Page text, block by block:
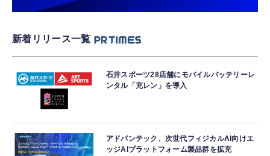
新着リリース一覧
石井スポーツ28店舗にモバイルバッテリーレ
ンタル「充レン」を導入
アドバンテック、次世代フィジカルAI向けエ
ッジAIプラットフォーム製品群を拡充